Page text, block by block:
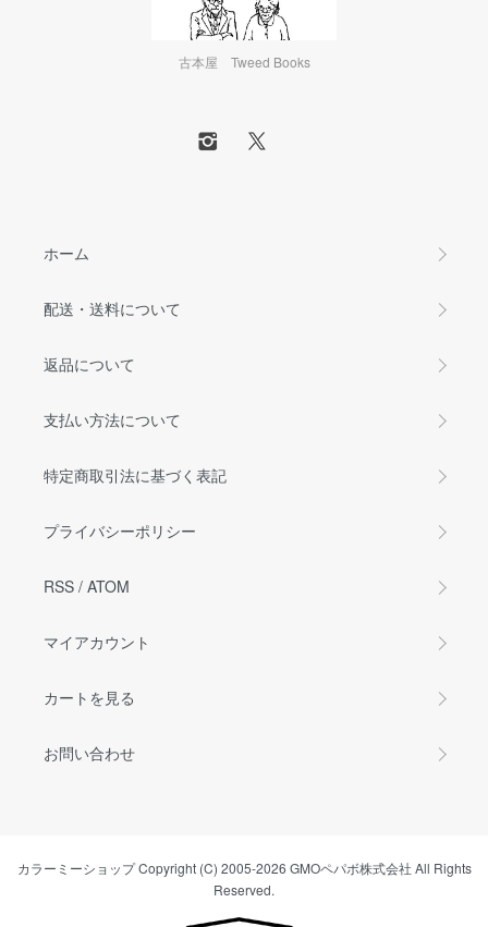
古本屋 Tweed Books
ホーム
配送・送料について
返品について
支払い方法について
特定商取引法に基づく表記
プライバシーポリシー
RSS / ATOM
マイアカウント
カートを見る
お問い合わせ
カラーミーショップCopyright (C) 2005-2026 GMOペパボ株式会社 All Rights
Reserved.